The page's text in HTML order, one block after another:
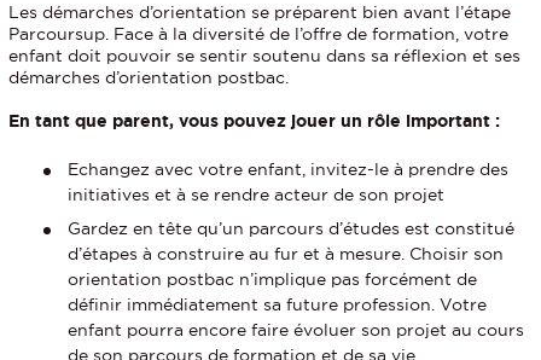
Les démarches d’orientation se préparent bien avant l’étape
Parcoursup. Face à la diversité de l’offre de formation, votre
enfant doit pouvoir se sentir soutenu dans sa réflexion et ses
démarches d’orientation postbac.
En tant que parent, vous pouvez jouer un rôle important :
Echangez avec votre enfant, invitez-le à prendre des
initiatives et à se rendre acteur de son projet
Gardez en tête qu’un parcours d’études est constitué
d’étapes à construire au fur et à mesure. Choisir son
orientation postbac n’implique pas forcément de
définir immédiatement sa future profession. Votre
enfant pourra encore faire évoluer son projet au cours
de son parcours de formation et de sa vie